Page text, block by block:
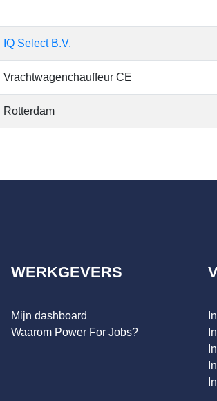
IQ Select B.V.
Vrachtwagenchauffeur CE
Rotterdam
WERKGEVERS
Mijn dashboard
Waarom Power For Jobs?